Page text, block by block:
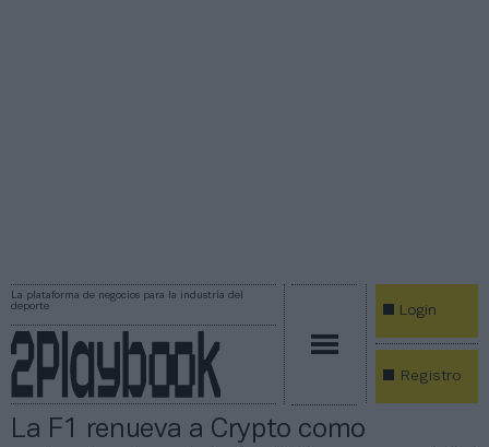
La plataforma de negocios para la industria del
deporte
Login
Registro
La F1 renueva a Crypto como